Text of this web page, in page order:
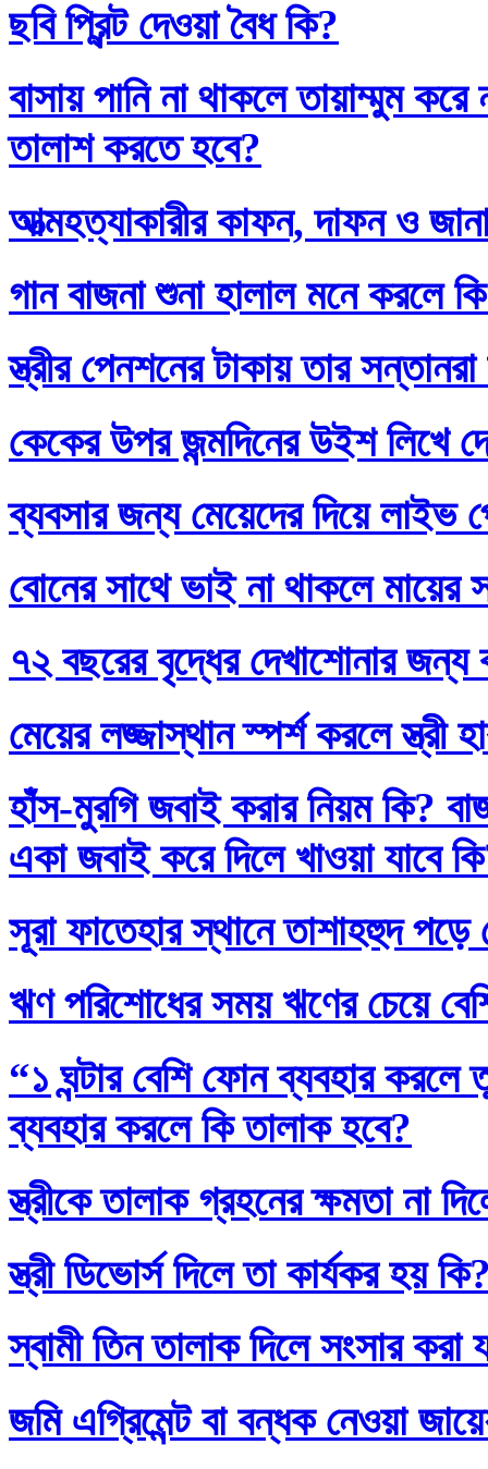
ছবি প্রিন্ট দেওয়া বৈধ কি?
বাসায় পানি না থাকলে তায়াম্মুম
তালাশ করতে হবে?
আত্মহত্যাকারীর কাফন, দাফন ও
গান বাজনা শুনা হালাল মনে করলে
স্ত্রীর পেনশনের টাকায় তার
কেকের উপর জন্মদিনের উইশ লিখে
ব্যবসার জন্য মেয়েদের দিয়ে লাইভ
বোনের সাথে ভাই না থাকলে মায়ের
৭২ বছরের বৃদ্ধের দেখাশোনার জন্য
মেয়ের লজ্জাস্থান স্পর্শ করলে স্ত্রী
হাঁস-মুরগি জবাই করার নিয়ম কি?
একা জবাই করে দিলে খাওয়া যাবে
সূরা ফাতেহার স্থানে তাশাহহুদ
ঋণ পরিশোধের সময় ঋণের চেয়ে
“১ ঘন্টার বেশি ফোন ব্যবহার
ব্যবহার করলে কি তালাক হবে?
স্ত্রীকে তালাক গ্রহনের ক্ষমতা না
স্ত্রী ডিভোর্স দিলে তা কার্যকর হয়
স্বামী তিন তালাক দিলে সংসার করা
জমি এগ্রিমেন্ট বা বন্ধক নেওয়া